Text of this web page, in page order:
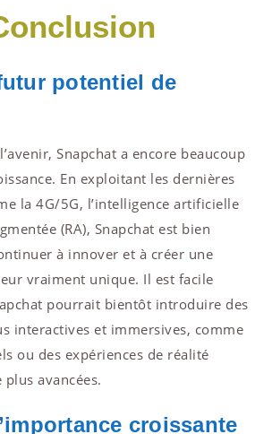
potentiel de
Snapchat a encore beaucoup
En exploitant les dernières
la 4G/5G, l’intelligence artificielle
(RA), Snapchat est bien
à innover et à créer une
vraiment unique. Il est facile
pourrait bientôt introduire des
interactives et immersives, comme
ou des expériences de réalité
avancées.
croissante